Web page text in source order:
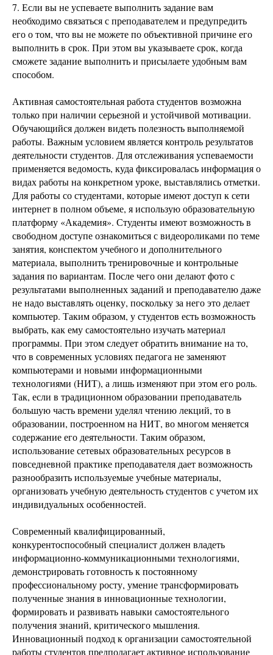
7. Если вы не успеваете выполнить задание вам
необходимо связаться с преподавателем и предупредить
его о том, что вы не можете по объективной причине его
выполнить в срок. При этом вы указываете срок, когда
сможете задание выполнить и присылаете удобным вам
способом.
Активная самостоятельная работа студентов возможна
только при наличии серьезной и устойчивой мотивации.
Обучающийся должен видеть полезность выполняемой
работы. Важным условием является контроль результатов
деятельности студентов. Для отслеживания успеваемости
применяется ведомость, куда фиксировалась информация о
видах работы на конкретном уроке, выставлялись отметки.
Для работы со студентами, которые имеют доступ к сети
интернет в полном объеме, я использую образовательную
платформу «Академия». Студенты имеют возможность в
свободном доступе ознакомиться с видеороликами по теме
занятия, конспектом учебного и дополнительного
материала, выполнить тренировочные и контрольные
задания по вариантам. После чего они делают фото с
результатами выполненных заданий и преподавателю даже
не надо выставлять оценку, поскольку за него это делает
компьютер. Таким образом, у студентов есть возможность
выбрать, как ему самостоятельно изучать материал
программы. При этом следует обратить внимание на то,
что в современных условиях педагога не заменяют
компьютерами и новыми информационными
технологиями (НИТ), а лишь изменяют при этом его роль.
Так, если в традиционном образовании преподаватель
большую часть времени уделял чтению лекций, то в
образовании, построенном на НИТ, во многом меняется
содержание его деятельности. Таким образом,
использование сетевых образовательных ресурсов в
повседневной практике преподавателя дает возможность
разнообразить используемые учебные материалы,
организовать учебную деятельность студентов с учетом их
индивидуальных особенностей.
Современный квалифицированный,
конкурентоспособный специалист должен владеть
информационно-коммуникационными технологиями,
демонстрировать готовность к постоянному
профессиональному росту, умение трансформировать
полученные знания в инновационные технологии,
формировать и развивать навыки самостоятельного
получения знаний, критического мышления.
Инновационный подход к организации самостоятельной
работы студентов предполагает активное использование